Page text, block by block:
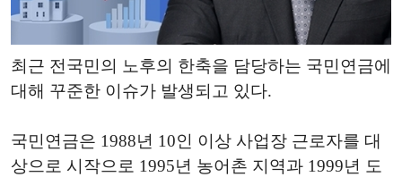
최근 전국민의 노후의 한축을 담당하는 국민연금에
대해 꾸준한 이슈가 발생되고 있다.
국민연금은 1988년 10인 이상 사업장 근로자를 대
상으로 시작으로 1995년 농어촌 지역과 1999년 도